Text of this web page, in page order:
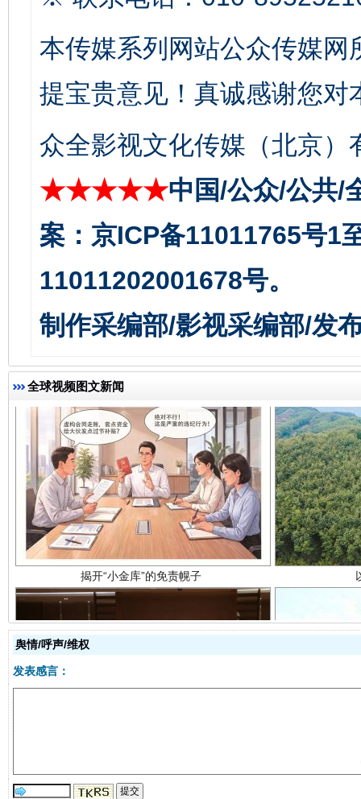
本传媒系列网站公众传媒
提宝贵意见！真诚感谢您
众全影视文化传媒（北京）
★★★★★中国/公众/公共/
案：京ICP备11011765号1
11011202001678号。
制作采编部/影视采编部/发
全球视频图文新闻
东山县通报“牛蛙产品抗生素超标问题” 法
揭开“小金库”的免责幌子
受贿1.44亿！段成刚被判无期 从幼
舆情/呼声/维权
发表感言：